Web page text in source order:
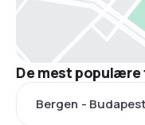
De mest
Bergen - Budapest